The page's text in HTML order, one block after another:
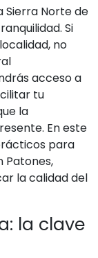
Sierra Norte de
Si
no
acceso a
tu
la
En este
para
Patones,
la calidad del
la clave